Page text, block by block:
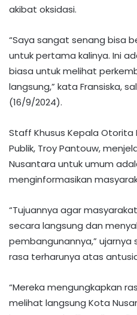
akibat oksidasi.
“Saya sangat senang bisa
untuk pertama kalinya. Ini
biasa untuk melihat
langsung,” kata Fransiska,
(16/9/2024).
Staff Khusus Kepala Otorita
Publik, Troy Pantouw,
Nusantara untuk umum
menginformasikan
“Tujuannya agar
secara langsung dan
pembangunannya,”
rasa terharunya atas
“Mereka mengungkapkan
melihat langsung Kota